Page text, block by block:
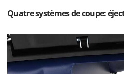
Shark
Sirman
Skil
Quatre systèmes de coupe: